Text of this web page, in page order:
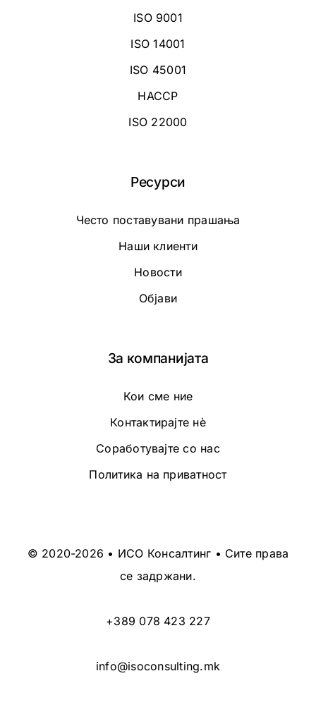
ISO 9001
ISO 14001
ISO 45001
HACCP
ISO 22000
Ресурси
Често поставувани прашања
Наши клиенти
Новости
Објави
За компанијата
Кои сме ние
Контактирајте нè
Соработувајте со нас
Политика на приватност
© 2020-2026 • ИСО Консалтинг • Сите права
се задржани.
+389 078 423 227
info@isoconsulting.mk